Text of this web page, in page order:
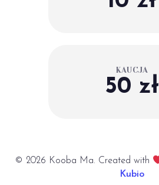
KAUCJA
50 zł
© 2026 Kooba Ma. Created with
Kubio